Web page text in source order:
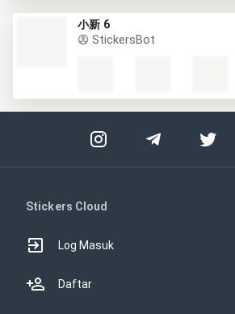
小新 6
StickersBot
Stickers Cloud
Log Masuk
Daftar